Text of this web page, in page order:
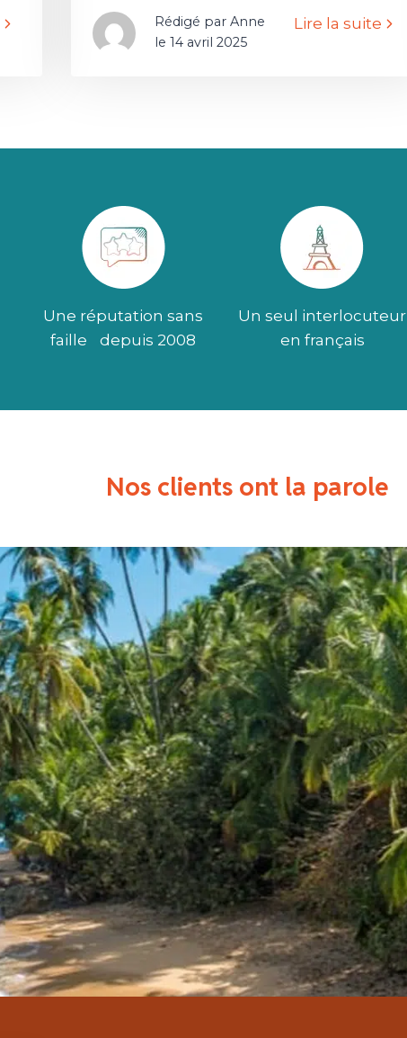
Rédigé par Anne
le 14 avril 2025
Lire la suite
Une réputation sans
faille depuis 2008
Un seul interlocuteur
en français
Nos clients ont la parole